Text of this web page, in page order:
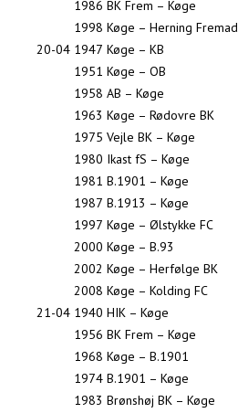
1986 BK Frem – Køge
1998 Køge – Herning Fremad
20-04 1947 Køge – KB
1951 Køge – OB
1958 AB – Køge
1963 Køge – Rødovre BK
1975 Vejle BK – Køge
1980 Ikast fS – Køge
1981 B.1901 – Køge
1987 B.1913 – Køge
1997 Køge – Ølstykke FC
2000 Køge – B.93
2002 Køge – Herfølge BK
2008 Køge – Kolding FC
21-04 1940 HIK – Køge
1956 BK Frem – Køge
1968 Køge – B.1901
1974 B.1901 – Køge
1983 Brønshøj BK – Køge